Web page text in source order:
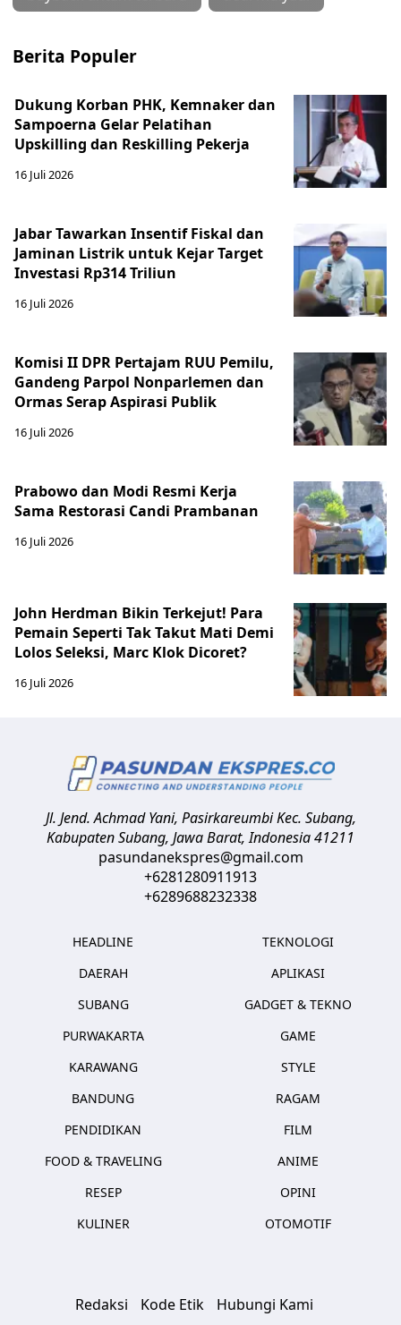
Berita Populer
Dukung Korban PHK, Kemnaker dan
Sampoerna Gelar Pelatihan
Upskilling dan Reskilling Pekerja
16 Juli 2026
Jabar Tawarkan Insentif Fiskal dan
Jaminan Listrik untuk Kejar Target
Investasi Rp314 Triliun
16 Juli 2026
Komisi II DPR Pertajam RUU Pemilu,
Gandeng Parpol Nonparlemen dan
Ormas Serap Aspirasi Publik
16 Juli 2026
Prabowo dan Modi Resmi Kerja
Sama Restorasi Candi Prambanan
16 Juli 2026
John Herdman Bikin Terkejut! Para
Pemain Seperti Tak Takut Mati Demi
Lolos Seleksi, Marc Klok Dicoret?
16 Juli 2026
Jl. Jend. Achmad Yani, Pasirkareumbi Kec. Subang,
Kabupaten Subang, Jawa Barat,Indonesia41211
pasundanekspres@gmail.com
+6281280911913
+6289688232338
HEADLINE
DAERAH
SUBANG
PURWAKARTA
KARAWANG
BANDUNG
PENDIDIKAN
FOOD & TRAVELING
RESEP
KULINER
TEKNOLOGI
APLIKASI
GADGET & TEKNO
GAME
STYLE
RAGAM
FILM
ANIME
OPINI
OTOMOTIF
Redaksi Kode Etik Hubungi Kami